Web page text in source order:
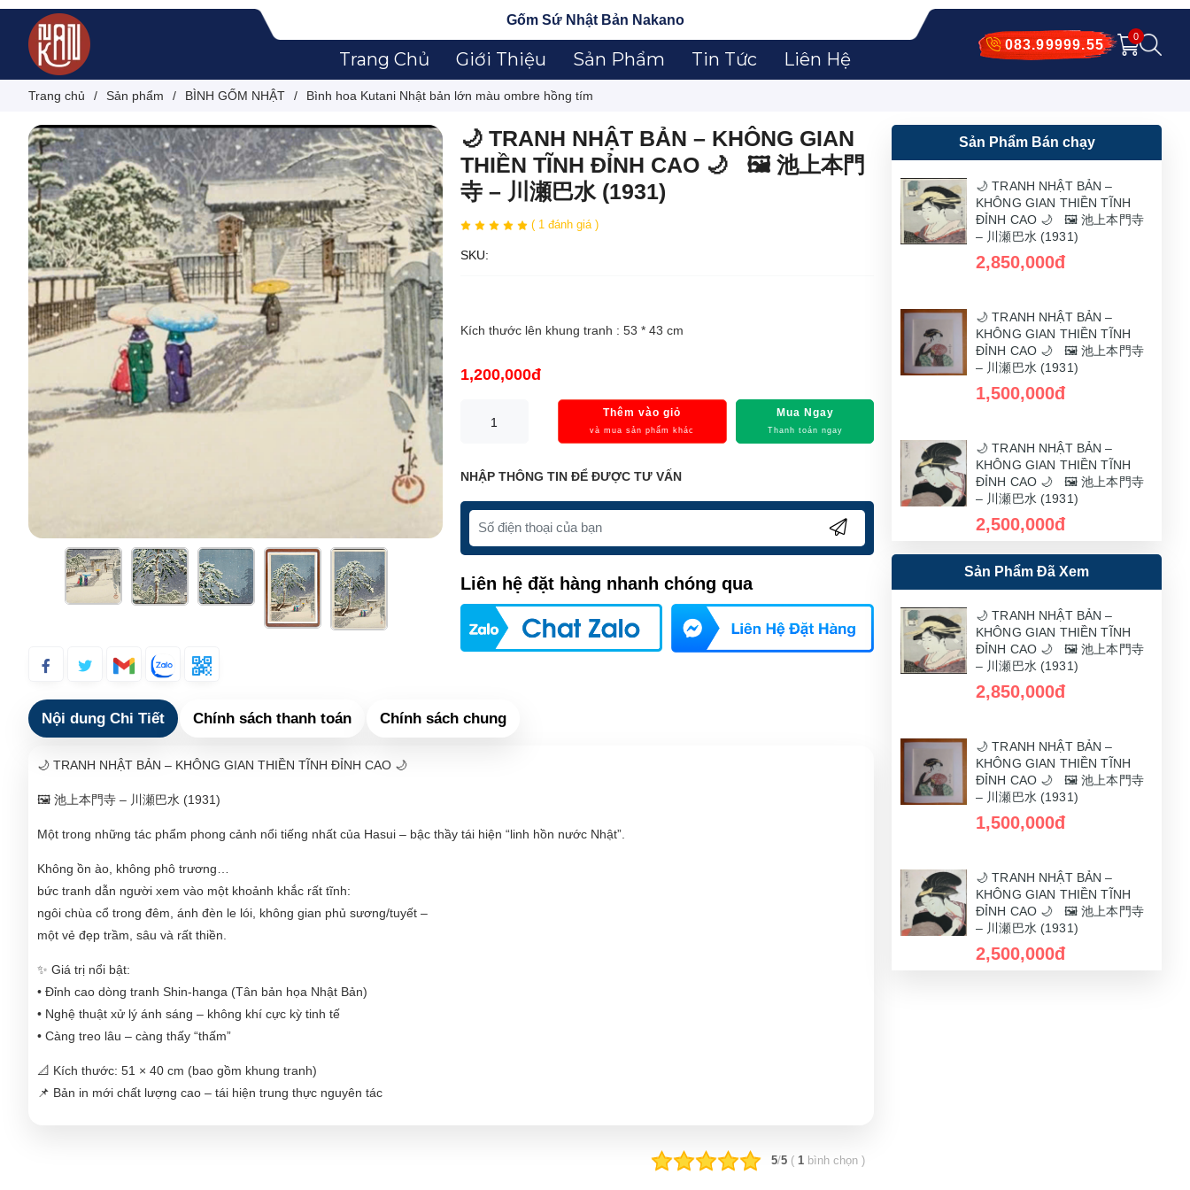
Gốm Sứ Nhật Bản Nakano
083.99999.55
0
Trang Chủ Giới Thiệu Sản Phẩm Tin Tức Liên Hệ
Trang chủ / Sản phẩm / BÌNH GỐM NHẬT / Bình hoa Kutani Nhật bản lớn màu ombre hồng tím
🌙 TRANH NHẬT BẢN – KHÔNG GIAN
THIỀN TĨNH ĐỈNH CAO 🌙 🖼️ 池上本門
寺 – 川瀬巴水 (1931)
( 1 đánh giá )
SKU:
Kích thước lên khung tranh : 53 * 43 cm
1,200,000đ
Thêm vào giỏ
và mua sản phẩm khác
Mua Ngay
Thanh toán ngay
NHẬP THÔNG TIN ĐỂ ĐƯỢC TƯ VẤN
Liên hệ đặt hàng nhanh chóng qua
Nội dung Chi Tiết Chính sách thanh toán Chính sách chung
🌙 TRANH NHẬT BẢN – KHÔNG GIAN THIỀN TĨNH ĐỈNH CAO 🌙
🖼️ 池上本門寺 – 川瀬巴水 (1931)
Một trong những tác phẩm phong cảnh nổi tiếng nhất của Hasui – bậc thầy tái hiện “linh hồn nước Nhật”.
Không ồn ào, không phô trương…
bức tranh dẫn người xem vào một khoảnh khắc rất tĩnh:
ngôi chùa cổ trong đêm, ánh đèn le lói, không gian phủ sương/tuyết –
một vẻ đẹp trầm, sâu và rất thiền.
✨ Giá trị nổi bật:
• Đỉnh cao dòng tranh Shin-hanga (Tân bản họa Nhật Bản)
• Nghệ thuật xử lý ánh sáng – không khí cực kỳ tinh tế
• Càng treo lâu – càng thấy “thấm”
📐 Kích thước: 51 × 40 cm (bao gồm khung tranh)
📌 Bản in mới chất lượng cao – tái hiện trung thực nguyên tác
5/5 ( 1 bình chọn)
Sản Phẩm Bán chạy
🌙 TRANH NHẬT BẢN –
KHÔNG GIAN THIỀN TĨNH
ĐỈNH CAO 🌙 🖼️ 池上本門寺
– 川瀬巴水 (1931)
2,850,000đ
🌙 TRANH NHẬT BẢN –
KHÔNG GIAN THIỀN TĨNH
ĐỈNH CAO 🌙 🖼️ 池上本門寺
– 川瀬巴水 (1931)
1,500,000đ
🌙 TRANH NHẬT BẢN –
KHÔNG GIAN THIỀN TĨNH
ĐỈNH CAO 🌙 🖼️ 池上本門寺
– 川瀬巴水 (1931)
2,500,000đ
🌙 TRANH NHẬT BẢN –
ĐỈNH CAO 🌙 🖼️ 池上本門寺
– 川瀬巴水 (1931)
1,200,000đ
ĐỈNH CAO 🌙 🖼️ 池上本門寺
– 川瀬巴水 (1931)
1,200,000đ
ĐỈNH CAO 🌙 🖼️ 池上本門寺
– 川瀬巴水 (1931)
1,100,000đ
Sản Phẩm Đã Xem
🌙 TRANH NHẬT BẢN –
KHÔNG GIAN THIỀN TĨNH
ĐỈNH CAO 🌙 🖼️ 池上本門寺
– 川瀬巴水 (1931)
2,850,000đ
🌙 TRANH NHẬT BẢN –
KHÔNG GIAN THIỀN TĨNH
ĐỈNH CAO 🌙 🖼️ 池上本門寺
– 川瀬巴水 (1931)
1,500,000đ
🌙 TRANH NHẬT BẢN –
KHÔNG GIAN THIỀN TĨNH
ĐỈNH CAO 🌙 🖼️ 池上本門寺
– 川瀬巴水 (1931)
2,500,000đ